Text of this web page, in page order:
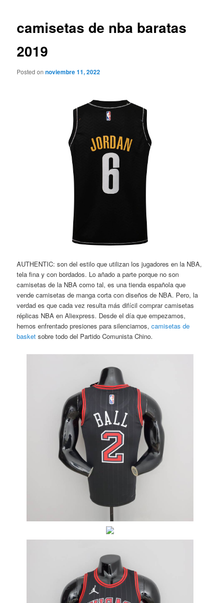
camisetas de nba baratas
2019
Posted onnoviembre 11, 2022
AUTHENTIC: son del estilo que utilizan los jugadores en la NBA,
tela fina y con bordados. Lo añado a parte porque no son
camisetas de la NBA como tal, es una tienda española que
vende camisetas de manga corta con diseños de NBA. Pero, la
verdad es que cada vez resulta más difícil comprar camisetas
réplicas NBA en Aliexpress. Desde el día que empezamos,
hemos enfrentado presiones para silenciarnos,camisetas de
basket sobre todo del Partido Comunista Chino.